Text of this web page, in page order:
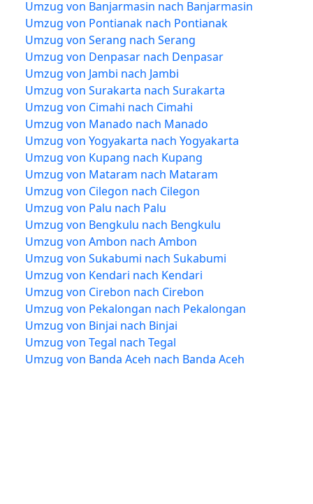
Umzug von Banjarmasin nach Banjarmasin
Umzug von Pontianak nach Pontianak
Umzug von Serang nach Serang
Umzug von Denpasar nach Denpasar
Umzug von Jambi nach Jambi
Umzug von Surakarta nach Surakarta
Umzug von Cimahi nach Cimahi
Umzug von Manado nach Manado
Umzug von Yogyakarta nach Yogyakarta
Umzug von Kupang nach Kupang
Umzug von Mataram nach Mataram
Umzug von Cilegon nach Cilegon
Umzug von Palu nach Palu
Umzug von Bengkulu nach Bengkulu
Umzug von Ambon nach Ambon
Umzug von Sukabumi nach Sukabumi
Umzug von Kendari nach Kendari
Umzug von Cirebon nach Cirebon
Umzug von Pekalongan nach Pekalongan
Umzug von Binjai nach Binjai
Umzug von Tegal nach Tegal
Umzug von Banda Aceh nach Banda Aceh